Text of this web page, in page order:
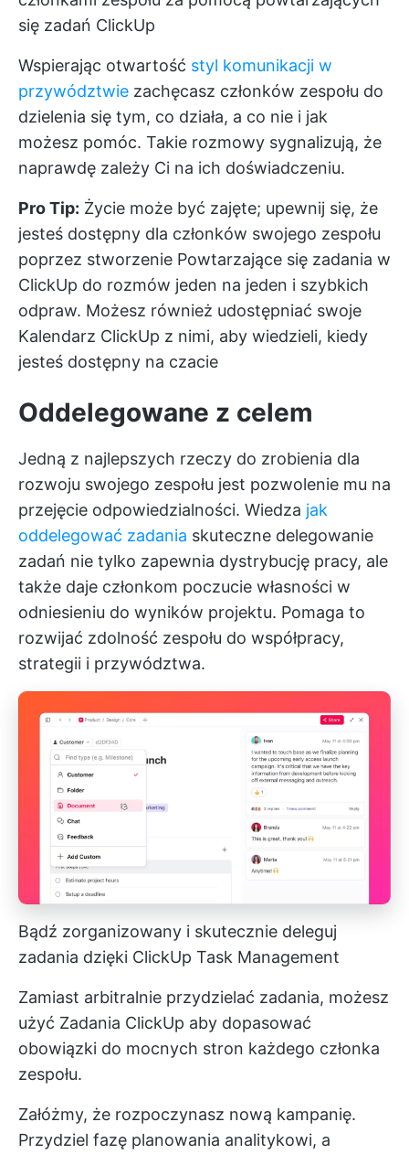
się zadań ClickUp
Wspierając otwartość styl komunikacji w
przywództwie zachęcasz członków zespołu do
dzielenia się tym, co działa, a co nie i jak
możesz pomóc. Takie rozmowy sygnalizują, że
naprawdę zależy Ci na ich doświadczeniu.
Pro Tip: Życie może być zajęte; upewnij się, że
jesteś dostępny dla członków swojego zespołu
poprzez stworzenie Powtarzające się zadania w
ClickUp do rozmów jeden na jeden i szybkich
odpraw. Możesz również udostępniać swoje
Kalendarz ClickUp z nimi, aby wiedzieli, kiedy
jesteś dostępny na czacie
Oddelegowane z celem
Jedną z najlepszych rzeczy do zrobienia dla
rozwoju swojego zespołu jest pozwolenie mu na
przejęcie odpowiedzialności. Wiedza jak
oddelegować zadania skuteczne delegowanie
zadań nie tylko zapewnia dystrybucję pracy, ale
także daje członkom poczucie własności w
odniesieniu do wyników projektu. Pomaga to
rozwijać zdolność zespołu do współpracy,
strategii i przywództwa.
Bądź zorganizowany i skutecznie deleguj
zadania dzięki ClickUp Task Management
Zamiast arbitralnie przydzielać zadania, możesz
użyć Zadania ClickUp aby dopasować
obowiązki do mocnych stron każdego członka
zespołu.
Załóżmy, że rozpoczynasz nową kampanię.
Przydziel fazę planowania analitykowi, a